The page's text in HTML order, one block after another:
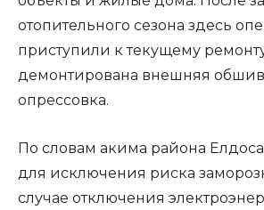
отопительного сезона здесь
приступили к текущему
демонтирована внешняя
опрессовка.
По словам акима района
для исключения риска
случае отключения